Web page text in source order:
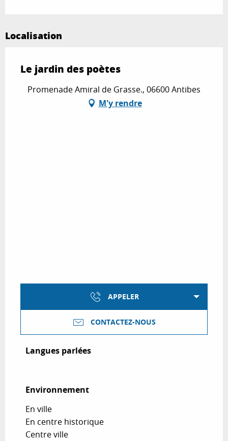
Localisation
Le jardin des poètes
Promenade Amiral de Grasse., 06600 Antibes
M'y rendre
APPELER
CONTACTEZ-NOUS
Langues parlées
Langues parlées
Environnement
Environnement
En ville
En centre historique
Centre ville